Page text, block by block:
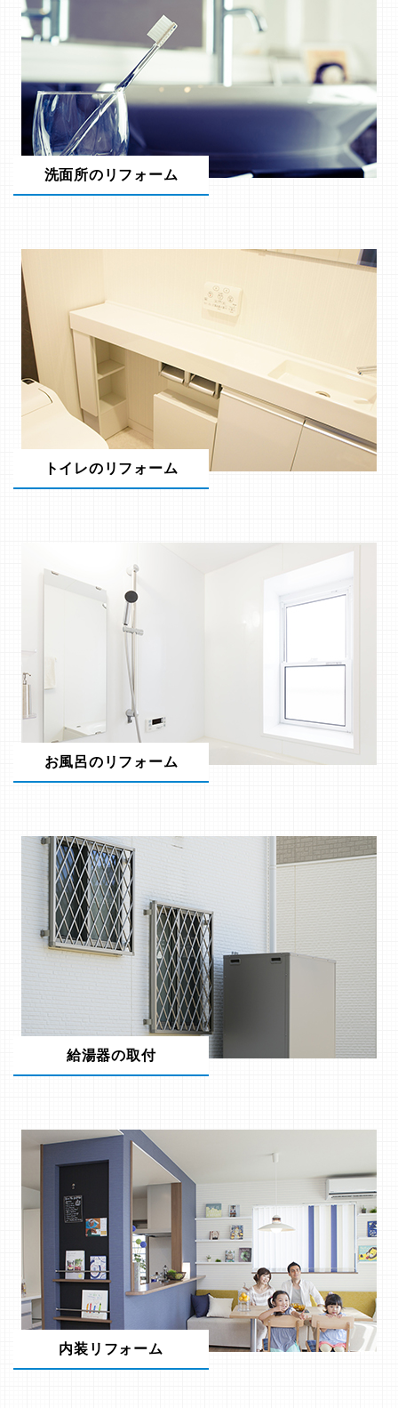
洗面所のリフォーム
トイレのリフォーム
お風呂のリフォーム
給湯器の取付
内装リフォーム